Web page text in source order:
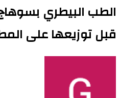
الطب البيطري
قبل توزيعها على